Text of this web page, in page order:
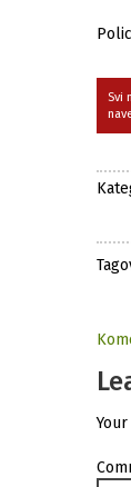
Svi